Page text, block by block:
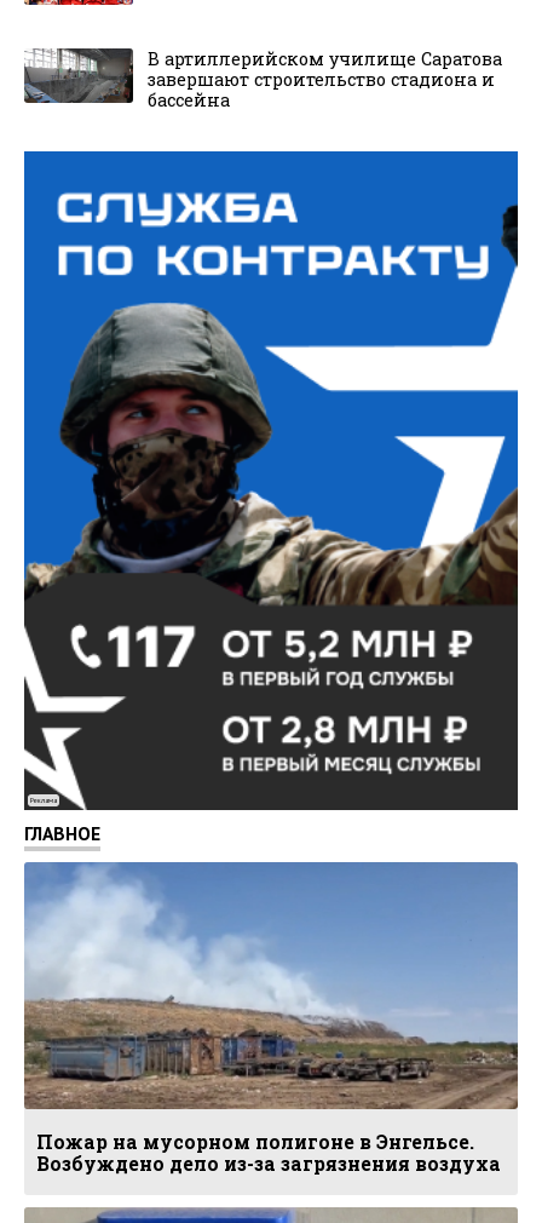
В артиллерийском училище Саратова
завершают строительство стадиона и
бассейна
Реклама
ГЛАВНОЕ
Пожар на мусорном полигоне в Энгельсе.
Возбуждено дело из-за загрязнения воздуха